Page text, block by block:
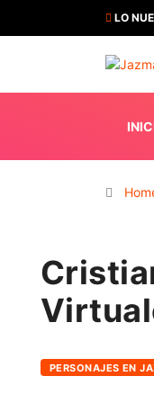
LO
PERSONAJES EN